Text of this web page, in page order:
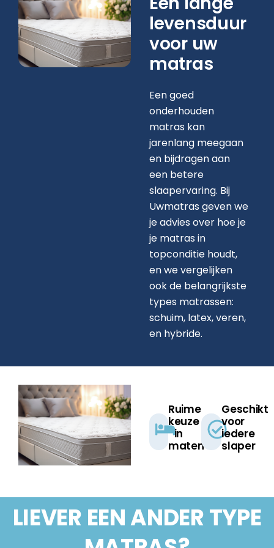
levensduur
voor uw
matras
Een goed
onderhouden
matras kan
jarenlang meegaan
en bijdragen aan
een betere
slaapervaring. Bij
Uwmatras geven we
je advies over hoe je
je matras in
topconditie houdt,
en we vergelijken
ook de belangrijkste
types matrassen:
schuim, latex, veren,
en hybride.
Ruime
keuze
in
maten​
Geschikt
voor
iedere
slaper​
LIEVER EEN ANDERTYPE